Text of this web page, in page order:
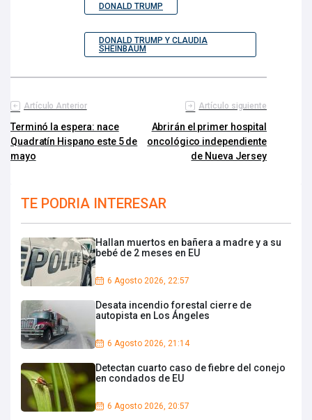
DONALD TRUMP
DONALD TRUMP Y CLAUDIA
SHEINBAUM
Artículo Anterior
Terminó la espera: nace
Quadratín Hispano este 5 de
mayo
Artículo siguiente
Abrirán el primer hospital
oncológico independiente
de Nueva Jersey
TE PODRIA INTERESAR
Hallan muertos en bañera a madre y a su
bebé de 2 meses en EU
6 Agosto 2026, 22:57
Desata incendio forestal cierre de
autopista en Los Ángeles
6 Agosto 2026, 21:14
Detectan cuarto caso de fiebre del conejo
en condados de EU
6 Agosto 2026, 20:57